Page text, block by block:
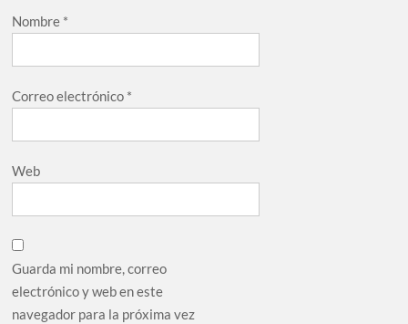
Nombre *
Correo electrónico *
Web
Guarda mi nombre, correo
electrónico y web en este
navegador para la próxima vez